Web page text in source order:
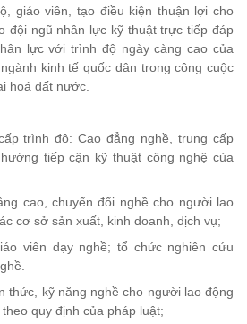
giáo viên, tạo điều kiện thuận lợi cho
đội ngũ nhân lực kỹ thuật trực tiếp đáp
lực với trình độ ngày càng cao của
kinh tế quốc dân trong công cuộc
hoá đất nước.
trình độ: Cao đẳng nghề, trung cấp
tiếp cận kỹ thuật công nghệ của
cao, chuyển đổi nghề cho người lao
cơ sở sản xuất, kinh doanh, dịch vụ;
viên dạy nghề; tổ chức nghiên cứu
thức, kỹ năng nghề cho người lao động
quy định của pháp luật;